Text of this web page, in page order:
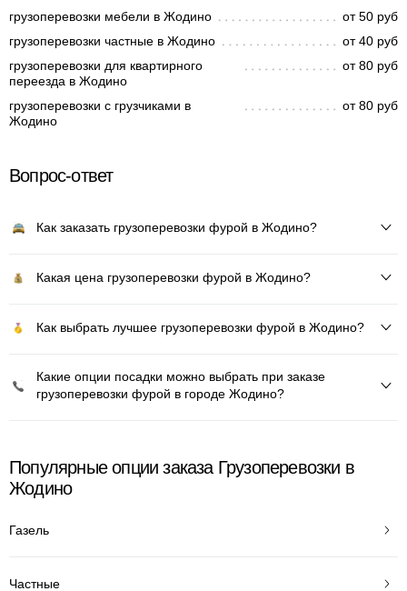
грузоперевозки мебели в Жодино
от 50 руб
грузоперевозки частные в Жодино
от 40 руб
грузоперевозки для квартирного
переезда в Жодино
от 80 руб
грузоперевозки с грузчиками в
Жодино
от 80 руб
Вопрос-ответ
Как заказать грузоперевозки фурой в Жодино?
Какая цена грузоперевозки фурой в Жодино?
Как выбрать лучшее грузоперевозки фурой в Жодино?
Какие опции посадки можно выбрать при заказе
грузоперевозки фурой в городе Жодино?
Популярные опции заказа Грузоперевозки в
Жодино
Газель
Частные